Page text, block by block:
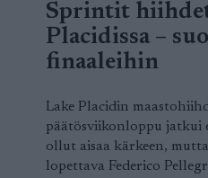
Sprintit
Placidissa –
finaaleihin
Lake Placidin
päätösviikonloppu jatkui
ollut aisaa kärkeen,
lopettava Federico